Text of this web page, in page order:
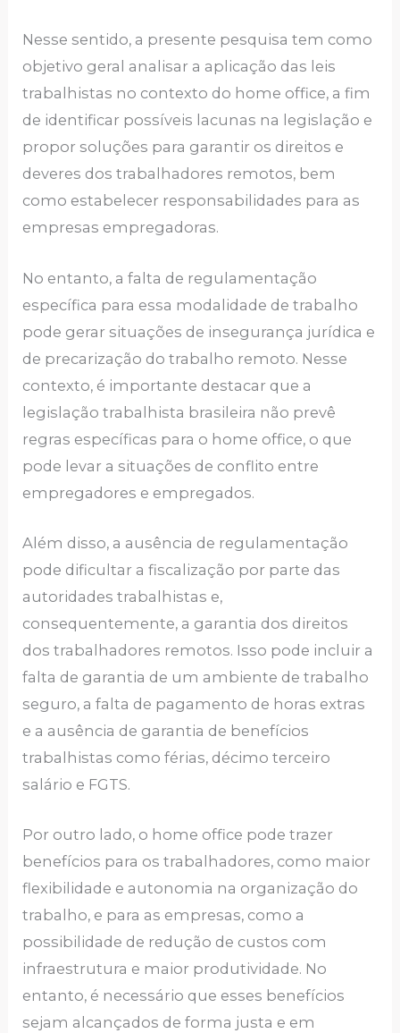
Nesse sentido, a presente pesquisa tem como
objetivo geral analisar a aplicação das leis
trabalhistas no contexto do home office, a fim
de identificar possíveis lacunas na legislação e
propor soluções para garantir os direitos e
deveres dos trabalhadores remotos, bem
como estabelecer responsabilidades para as
empresas empregadoras.
No entanto, a falta de regulamentação
específica para essa modalidade de trabalho
pode gerar situações de insegurança jurídica e
de precarização do trabalho remoto. Nesse
contexto, é importante destacar que a
legislação trabalhista brasileira não prevê
regras específicas para o home office, o que
pode levar a situações de conflito entre
empregadores e empregados.
Além disso, a ausência de regulamentação
pode dificultar a fiscalização por parte das
autoridades trabalhistas e,
consequentemente, a garantia dos direitos
dos trabalhadores remotos. Isso pode incluir a
falta de garantia de um ambiente de trabalho
seguro, a falta de pagamento de horas extras
e a ausência de garantia de benefícios
trabalhistas como férias, décimo terceiro
salário e FGTS.
Por outro lado, o home office pode trazer
benefícios para os trabalhadores, como maior
flexibilidade e autonomia na organização do
trabalho, e para as empresas, como a
possibilidade de redução de custos com
infraestrutura e maior produtividade. No
entanto, é necessário que esses benefícios
sejam alcançados de forma justa e em